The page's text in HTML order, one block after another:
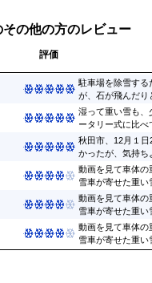
その他の方のレビュー
評価
駐車場を除雪する
が、石が飛んだり
湿って重い雪も、
ータリー式に比べ
秋田市、12月１
かったが、気持ち
動画を見て車体の
雪車が寄せた重い
動画を見て車体の
雪車が寄せた重い
動画を見て車体の
雪車が寄せた重い